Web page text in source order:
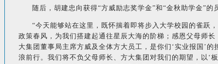
随后，胡建忠向获得“方威励志奖学金”和“金秋助学金”
“今天能够站在这里，既怀揣着即将步入大学校园的雀跃
政策春风，为我们搭建起通往星辰大海的阶梯；感恩父母师
大集团董事局主席方威及全体方大员工，是你们‘实业报国’
浪前行。我们将不负父母师长、方大集团对我们的期望，以‘